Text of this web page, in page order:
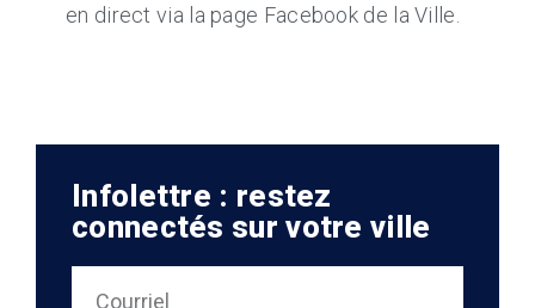
en direct via la page Facebook de la Ville.
Infolettre : restez
connectés sur votre ville